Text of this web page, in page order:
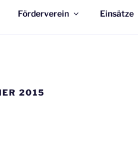
Förderverein Einsätze
2015